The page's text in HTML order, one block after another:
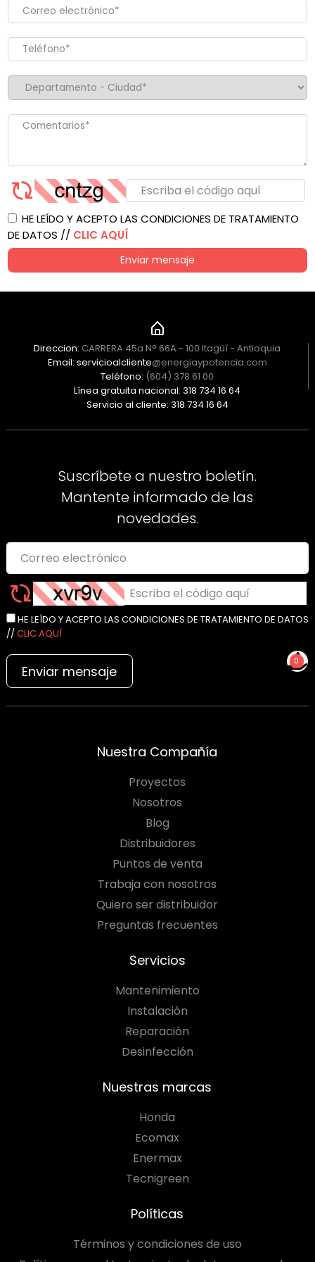
0
HE LEÍDO Y ACEPTO LAS CONDICIONES DE TRATAMIENTO
DE DATOS // CLIC AQUÍ
Enviar mensaje
Direccion: CARRERA 45a N° 66A - 100 Itagüí - Antioquia
Email: servicioalcliente@energiaypotencia.com
Teléfono: (604) 378 61 00
Línea gratuita nacional: 318 734 16 64
Servicio al cliente: 318 734 16 64
Suscríbete a nuestro boletín.
Mantente informado de las
novedades.
HE LEÍDO Y ACEPTO LAS CONDICIONES DE TRATAMIENTO DE DATOS
// CLIC AQUÍ
Enviar mensaje
Nuestra Compañía
Proyectos
Nosotros
Blog
Distribuidores
Puntos de venta
Trabaja con nosotros
Quiero ser distribuidor
Preguntas frecuentes
Servicios
Mantenimiento
Instalación
Reparación
Desinfección
Nuestras marcas
Honda
Ecomax
Enermax
Tecnigreen
Políticas
Términos y condiciones de uso